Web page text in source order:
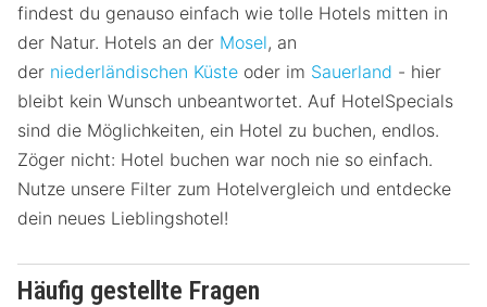
findest du genauso einfach wie tolle Hotels mitten in
der Natur. Hotels an der Mosel, an
der niederländischen Küste oder im Sauerland - hier
bleibt kein Wunsch unbeantwortet. Auf HotelSpecials
sind die Möglichkeiten, ein Hotel zu buchen, endlos.
Zöger nicht: Hotel buchen war noch nie so einfach.
Nutze unsere Filter zum Hotelvergleich und entdecke
dein neues Lieblingshotel!
Häufig gestellte Fragen